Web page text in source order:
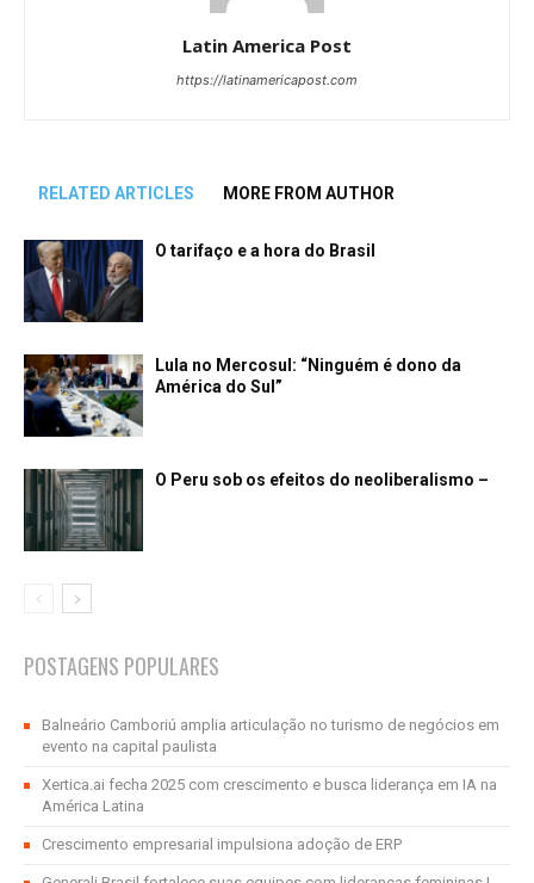
Latin America Post
https://latinamericapost.com
RELATED ARTICLES MORE FROM AUTHOR
O tarifaço e a hora do Brasil
Lula no Mercosul: “Ninguém é dono da
América do Sul”
O Peru sob os efeitos do neoliberalismo –
POSTAGENS POPULARES
Balneário Camboriú amplia articulação no turismo de negócios em
evento na capital paulista
Xertica.ai fecha 2025 com crescimento e busca liderança em IA na
América Latina
Crescimento empresarial impulsiona adoção de ERP